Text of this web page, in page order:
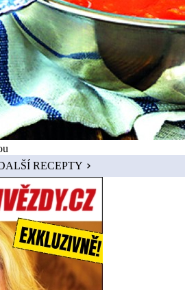
RECEPTY